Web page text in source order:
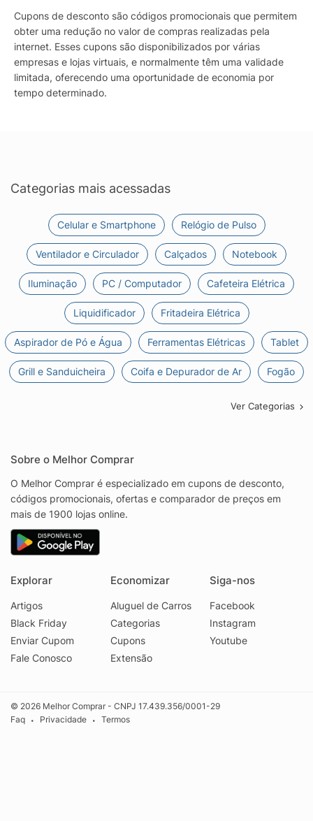
Cupons de desconto são códigos promocionais que permitem
obter uma redução no valor de compras realizadas pela
internet. Esses cupons são disponibilizados por várias
empresas e lojas virtuais, e normalmente têm uma validade
limitada, oferecendo uma oportunidade de economia por
tempo determinado.
Categorias mais acessadas
Celular e Smartphone Relógio de Pulso
Ventilador e Circulador Calçados Notebook
Iluminação PC / Computador Cafeteira Elétrica
Liquidificador Fritadeira Elétrica
Aspirador de Pó e Água Ferramentas Elétricas Tablet
Grill e Sanduicheira Coifa e Depurador de Ar Fogão
Ver Categorias
Sobre o Melhor Comprar
O Melhor Comprar é especializado em cupons de desconto,
códigos promocionais, ofertas e comparador de preços em
mais de 1900 lojas online.
Explorar
Artigos
Black Friday
Enviar Cupom
Fale Conosco
Economizar
Aluguel de Carros
Categorias
Cupons
Extensão
Siga-nos
Facebook
Instagram
Youtube
© 2026 Melhor Comprar - CNPJ 17.439.356/0001-29
Faq
• Privacidade • Termos